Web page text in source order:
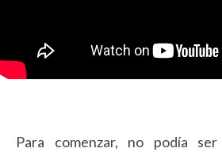
Para comenzar, no podía